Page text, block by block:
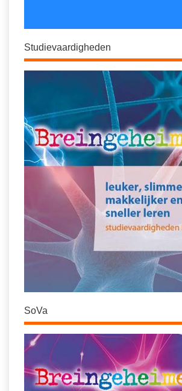
Studievaardigheden
SoVa